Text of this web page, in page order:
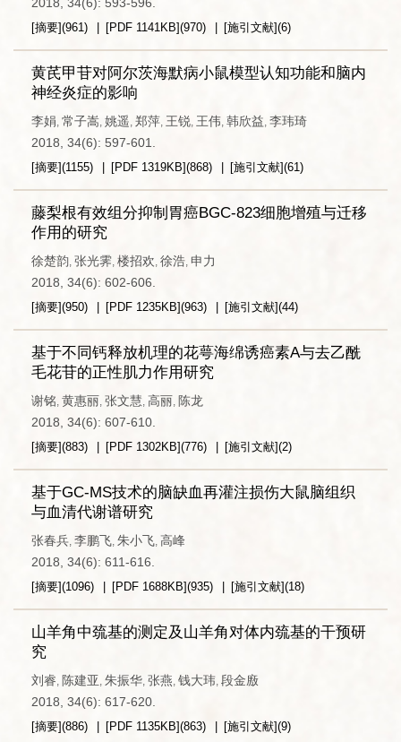
[摘要](961) [PDF 1141KB](970) [施引文献](6)
黄芪甲苷对阿尔茨海默病小鼠模型认知功能和脑内
神经炎症的影响
李娟, 常子嵩, 姚遥, 郑萍, 王锐, 王伟, 韩欣益, 李玮琦
2018, 34(6): 597-601.
[摘要](1155) [PDF 1319KB](868) [施引文献](61)
藤梨根有效组分抑制胃癌BGC-823细胞增殖与迁移
作用的研究
徐楚韵, 张光霁, 楼招欢, 徐浩, 申力
2018, 34(6): 602-606.
[摘要](950) [PDF 1235KB](963) [施引文献](44)
基于不同钙释放机理的花萼海绵诱癌素A与去乙酰
毛花苷的正性肌力作用研究
谢铭, 黄惠丽, 张文慧, 高丽, 陈龙
2018, 34(6): 607-610.
[摘要](883) [PDF 1302KB](776) [施引文献](2)
基于GC-MS技术的脑缺血再灌注损伤大鼠脑组织
与血清代谢谱研究
张春兵, 李鹏飞, 朱小飞, 高峰
2018, 34(6): 611-616.
[摘要](1096) [PDF 1688KB](935) [施引文献](18)
山羊角中巯基的测定及山羊角对体内巯基的干预研
究
刘睿, 陈建亚, 朱振华, 张燕, 钱大玮, 段金廒
2018, 34(6): 617-620.
[摘要](886) [PDF 1135KB](863) [施引文献](9)